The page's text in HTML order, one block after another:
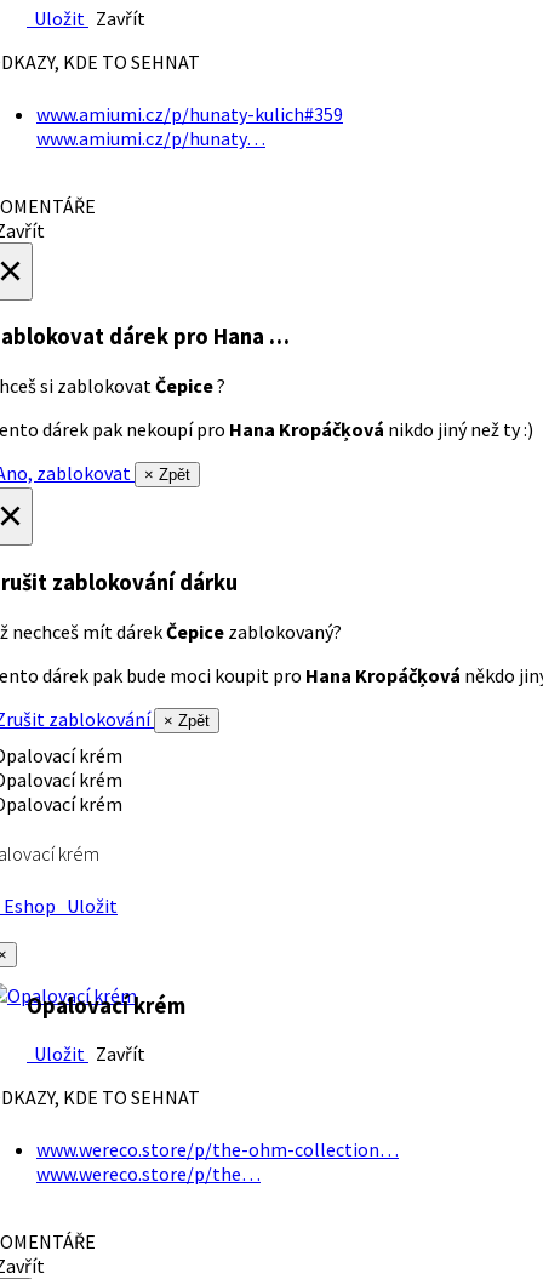
Uložit Zavřít
KDE TO SEHNAT
www.amiumi.cz/p/hunaty-kulich#359
www.amiumi.cz/p/hunaty…
dárek pro Hana …
si zablokovatČepice?
dárek pak nekoupí pro Hana Kropáčķová nikdo jiný než ty :)
zablokovat
× Zpět
zablokování dárku
nechceš mít dárekČepice zablokovaný?
dárek pak bude moci koupit pro Hana Kropáčķová někdo
zablokování
× Zpět
krém
Uložit
Opalovací krém
Uložit Zavřít
KDE TO SEHNAT
www.wereco.store/p/the-ohm-collection…
www.wereco.store/p/the…